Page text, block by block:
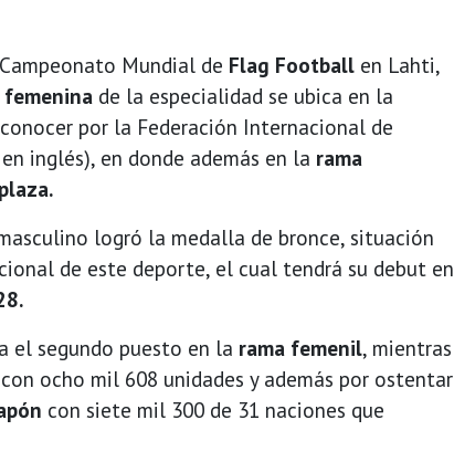
Mundial de Flag Football en Lahti,
de la especialidad se ubica en la
por la Federación Internacional de
inglés), en donde además en la rama
logró la medalla de bronce, situación
de este deporte, el cual tendrá su debut en
el segundo puesto en la rama femenil, mientras
ocho mil 608 unidades y además por ostentar
con siete mil 300 de 31 naciones que